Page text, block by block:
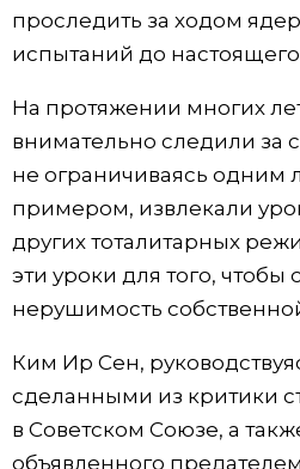
проследить за ходом
испытаний до
На протяжении многих
внимательно следили за
не ограничиваясь одним
примером, извлекали
других тоталитарных
эти уроки для того, чтобы
нерушимость
Ким Ир Сен,
сделанными из критики
в Советском Союзе, а
объявленного